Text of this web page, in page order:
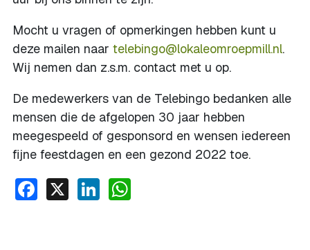
Mocht u vragen of opmerkingen hebben kunt u
deze mailen naar telebingo@lokaleomroepmill.nl.
Wij nemen dan z.s.m. contact met u op.
De medewerkers van de Telebingo bedanken alle
mensen die de afgelopen 30 jaar hebben
meegespeeld of gesponsord en wensen iedereen
fijne feestdagen en een gezond 2022 toe.
Facebook
X LinkedIn